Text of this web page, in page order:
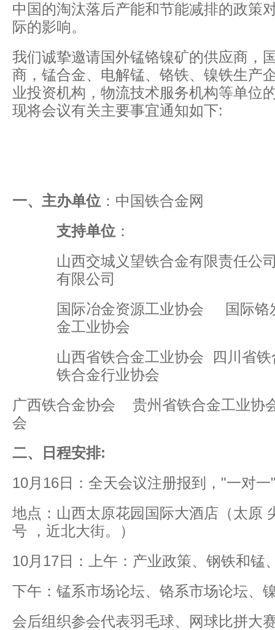
中国的淘汰落后产能和节能减排的政策
际的影响。
我们诚挚邀请国外锰铬镍矿的供应商，
商，锰合金、电解锰、铬铁、镍铁生产
业投资机构，物流技术服务机构等单位
现将会议有关主要事宜通知如下:
一、主办单位 ：中国铁合金网
支持单位 ：
山西交城义望铁合金有限责任
有限公司
国际冶金资源工业协会 国际
金工业协会
山西省铁合金工业协会 四川省
铁合金行业协会
广西铁合金协会 贵州省铁合金工业
会
二、日程安排:
10月16日：全天会议注册报到，"一对
地点：山西太原花园国际大酒店（太原
号 ，近北大街。）
10月17日：上午：产业政策、钢铁和锰
下午：锰系市场论坛、铬系市场论坛、
会后组织参会代表羽毛球、网球比拼大